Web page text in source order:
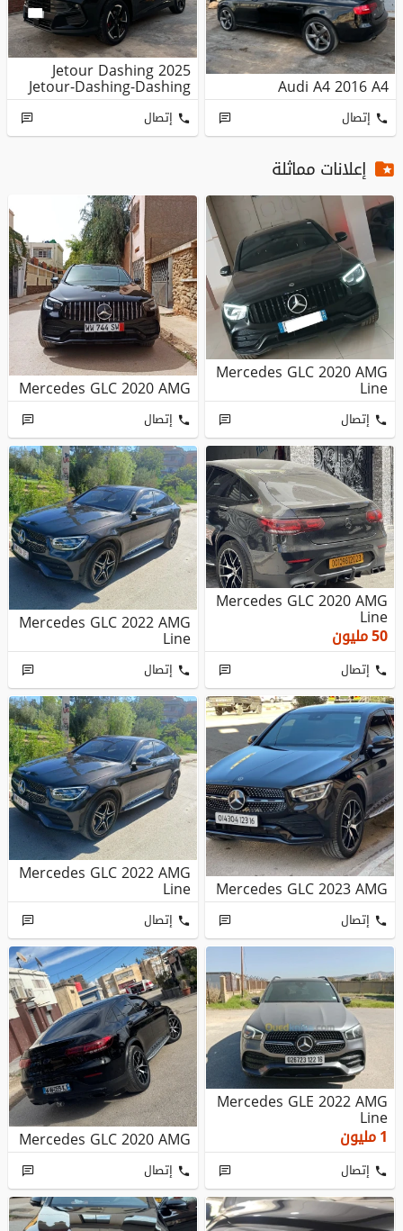
Audi A4 2016 A4
إتصال
Jetour Dashing 2025
Jetour-Dashing-Dashing
إتصال
إعلانات مماثلة
Mercedes GLC 2020 AMG
Line
إتصال
Mercedes GLC 2020 AMG
إتصال
Mercedes GLC 2020 AMG
Line
50مليون
إتصال
Mercedes GLC 2022 AMG
Line
إتصال
Mercedes GLC 2023 AMG
إتصال
Mercedes GLC 2022 AMG
Line
إتصال
Mercedes GLE 2022 AMG
Line
1مليون
إتصال
Mercedes GLC 2020 AMG
إتصال